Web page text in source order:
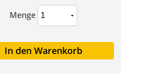
Menge
In den Warenkorb